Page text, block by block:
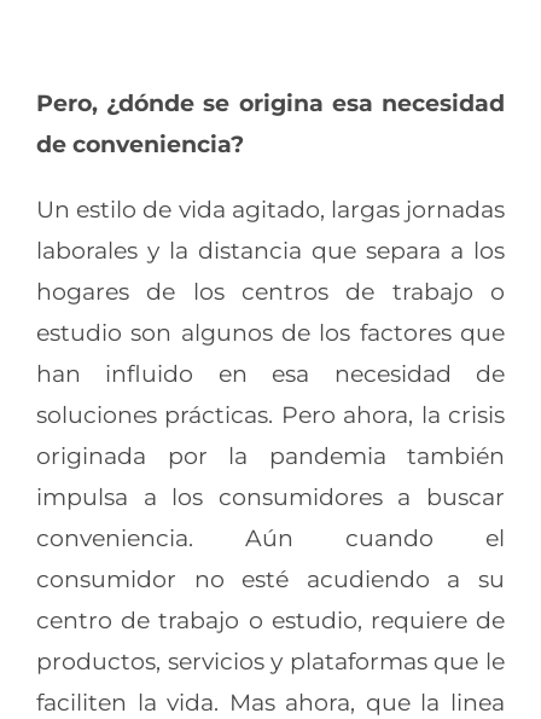
Pero, ¿dónde se origina esa necesidad
de conveniencia?
Un estilo de vida agitado, largas jornadas
laborales y la distancia que separa a los
hogares de los centros de trabajo o
estudio son algunos de los factores que
han influido en esa necesidad de
soluciones prácticas. Pero ahora, la crisis
originada por la pandemia también
impulsa a los consumidores a buscar
conveniencia. Aún cuando el
consumidor no esté acudiendo a su
centro de trabajo o estudio, requiere de
productos, servicios y plataformas que le
faciliten la vida. Mas ahora, que la linea